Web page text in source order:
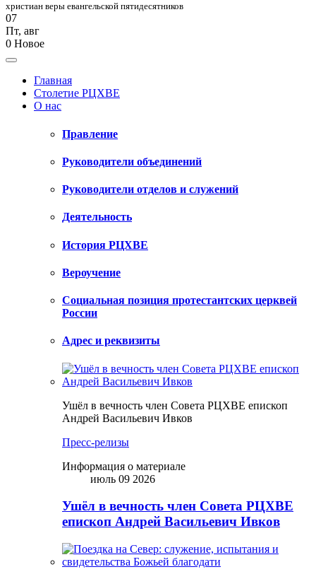
христиан веры евангельской пятидесятников
07
Пт, авг
0 Новое
Главная
Столетие РЦХВЕ
О нас
Правление
Руководители объединений
Руководители отделов и служений
Деятельность
История РЦХВЕ
Вероучение
Социальная позиция протестантских церквей
России
Адрес и реквизиты
Ушёл в вечность член Совета РЦХВЕ епископ
Андрей Васильевич Ивков
Пресс-релизы
Информация о материале
июль 09 2026
Ушёл в вечность член Совета РЦХВЕ
епископ Андрей Васильевич Ивков